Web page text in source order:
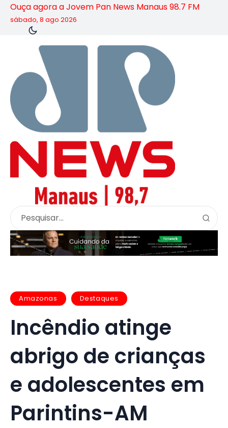
Ouça agora a Jovem Pan News Manaus 98.7 FM
sábado, 8 ago 2026
Amazonas Destaques
Incêndio atinge
abrigo de crianças
e adolescentes em
Parintins-AM